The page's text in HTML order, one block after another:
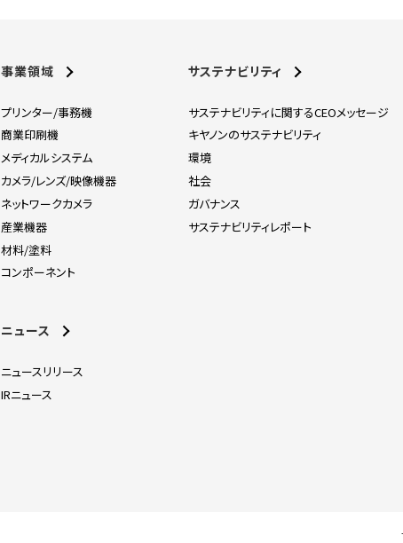
事業領域
プリンター/事務機
商業印刷機
メディカルシステム
カメラ/レンズ/映像機器
ネットワークカメラ
産業機器
材料/塗料
コンポーネント
ニュース
ニュースリリース
IRニュース
サステナビリティ
サステナビリティに関するCEOメッセージ
キヤノンのサステナビリティ
環境
社会
ガバナンス
サステナビリティレポート